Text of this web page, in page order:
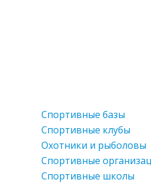
Спортивные базы
Спортивные клубы
Охотники и рыболовы
Спортивные
Спортивные школы